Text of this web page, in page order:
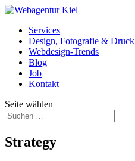
Services
Design, Fotografie & Druck
Webdesign-Trends
Blog
Job
Kontakt
Seite wählen
Strategy